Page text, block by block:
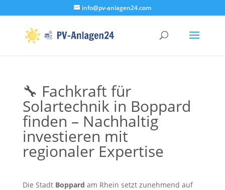
info@pv-anlagen24.com
🔧 Fachkraft für
Solartechnik in Boppard
finden – Nachhaltig
investieren mit
regionaler Expertise
Die Stadt Boppard am Rhein setzt zunehmend auf